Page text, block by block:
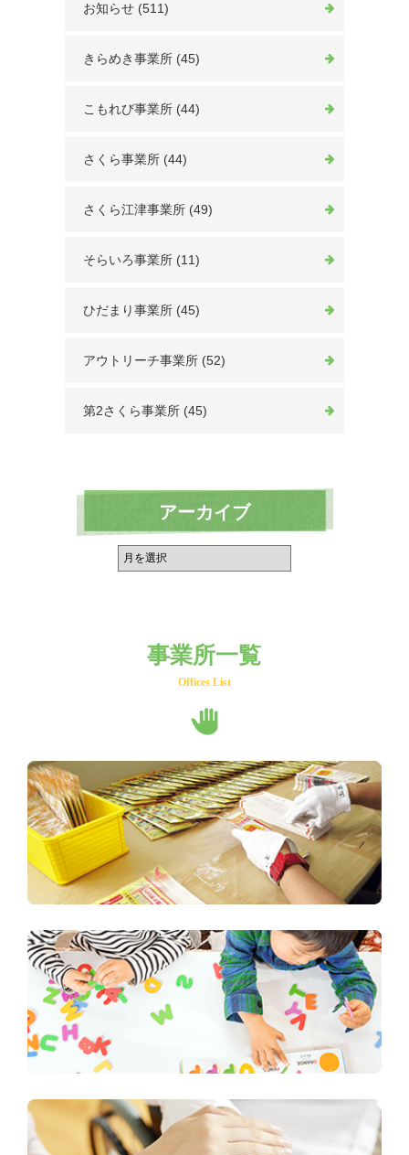
お知らせ (511)
きらめき事業所 (45)
こもれび事業所 (44)
さくら事業所 (44)
さくら江津事業所 (49)
そらいろ事業所 (11)
ひだまり事業所 (45)
アウトリーチ事業所 (52)
第2さくら事業所 (45)
アーカイブ
事業所一覧
Offices List